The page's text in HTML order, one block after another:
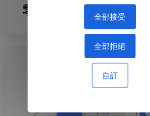
全部接受
全部拒絕
自訂
零售和電子商務中的
August 23, 2024